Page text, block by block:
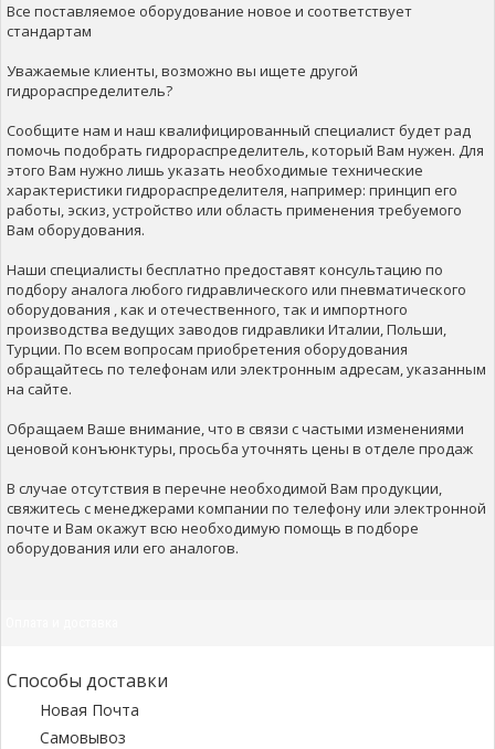
Все поставляемое оборудование новое и соответствует
стандартам
Уважаемые клиенты, возможно вы ищете другой
гидрораспределитель?
Сообщите нам и наш квалифицированный специалист будет рад
помочь подобрать гидрораспределитель, который Вам нужен. Для
этого Вам нужно лишь указать необходимые технические
характеристики гидрораспределителя, например: принцип его
работы, эскиз, устройство или область применения требуемого
Вам оборудования.
Наши специалисты бесплатно предоставят консультацию по
подбору аналога любого гидравлического или пневматического
оборудования , как и отечественного, так и импортного
производства ведущих заводов гидравлики Италии, Польши,
Турции. По всем вопросам приобретения оборудования
обращайтесь по телефонам или электронным адресам, указанным
на сайте.
Обращаем Ваше внимание, что в связи с частыми изменениями
ценовой конъюнктуры, просьба уточнять цены в отделе продаж
В случае отсутствия в перечне необходимой Вам продукции,
свяжитесь с менеджерами компании по телефону или электронной
почте и Вам окажут всю необходимую помощь в подборе
оборудования или его аналогов.
Способы доставки
Новая Почта
Самовывоз